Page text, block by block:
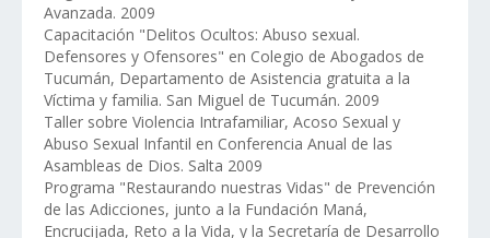
Avanzada. 2009
Capacitación "Delitos Ocultos: Abuso sexual.
Defensores y Ofensores" en Colegio de Abogados de
Tucumán, Departamento de Asistencia gratuita a la
Víctima y familia. San Miguel de Tucumán. 2009
Taller sobre Violencia Intrafamiliar, Acoso Sexual y
Abuso Sexual Infantil en Conferencia Anual de las
Asambleas de Dios. Salta 2009
Programa "Restaurando nuestras Vidas" de Prevención
de las Adicciones, junto a la Fundación Maná,
Encrucijada, Reto a la Vida, y la Secretaría de Desarrollo